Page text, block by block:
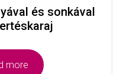
és sonkával
more